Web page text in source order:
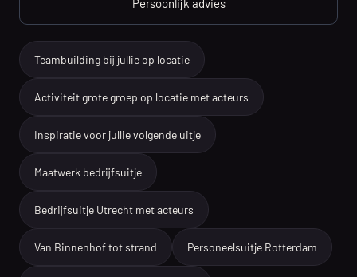
Persoonlijk advies
Teambuilding bij jullie op locatie
Activiteit grote groep op locatie met acteurs
Inspiratie voor jullie volgende uitje
Maatwerk bedrijfsuitje
Bedrijfsuitje Utrecht met acteurs
Van Binnenhof tot strand Personeelsuitje Rotterdam